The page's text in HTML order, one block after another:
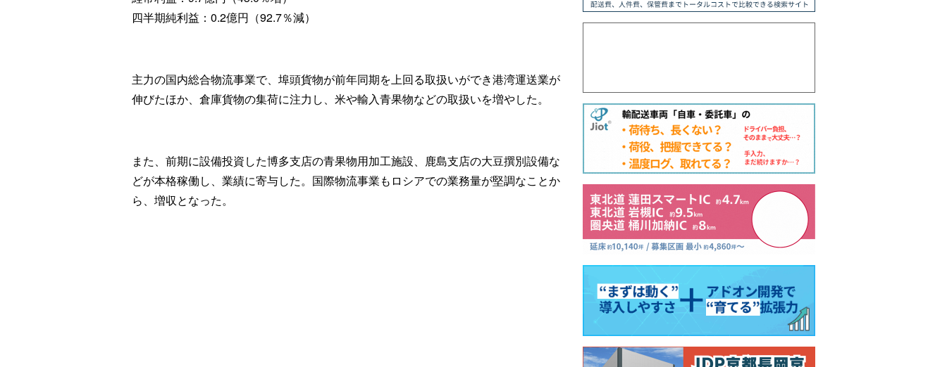
四半期純利益：0.2億円（92.7％減）
主力の国内総合物流事業で、埠頭貨物が前年同期を上回る取扱いができ港湾運送業が
伸びたほか、倉庫貨物の集荷に注力し、米や輸入青果物などの取扱いを増やした。
また、前期に設備投資した博多支店の青果物用加工施設、鹿島支店の大豆撰別設備な
どが本格稼働し、業績に寄与した。国際物流事業もロシアでの業務量が堅調なことか
ら、増収となった。